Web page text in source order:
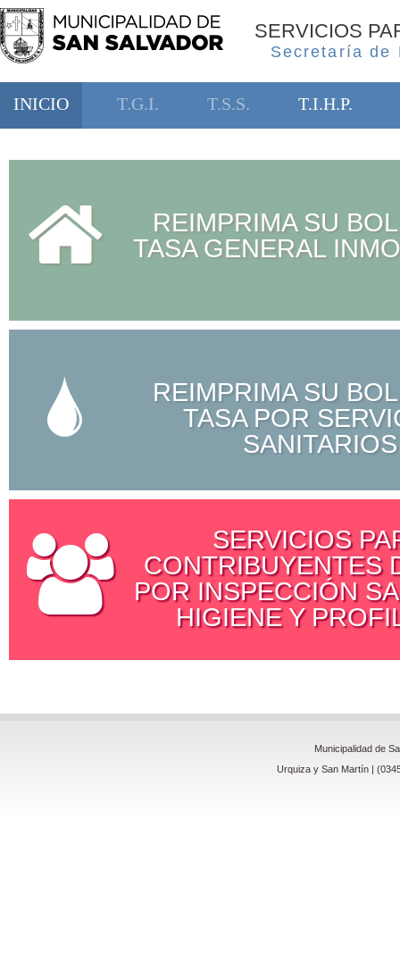
SERVICIOS
Secretaría de
INICIO T.G.I. T.S.S. T.I.H.P.
REIMPRIMA SU
TASA GENERAL
REIMPRIMA SU
TASA POR
SANITARIOS
SERVICIOS
CONTRIBUYENTES
POR INSPECCIÓN
HIGIENE Y
Municipalidad de
Urquiza y San Martín |